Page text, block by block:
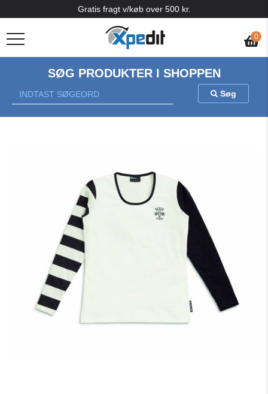
0
Gratis fragt v/køb over 500 kr.
SØG PRODUKTER I SHOPPEN
Søg